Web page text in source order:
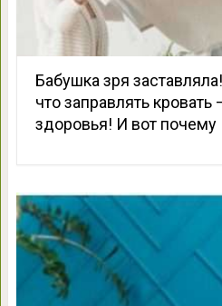
Бабушка зря
что заправлять
здоровья! И вот почему